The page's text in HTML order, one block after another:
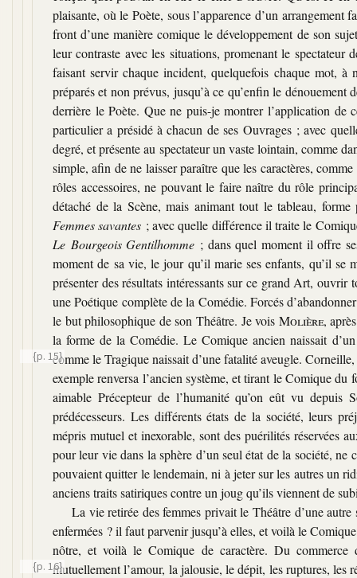
plaisante, où le Poète, sous l’apparence d’un
front d’une manière comique le développement de son
leur contraste avec les situations, promenant le
faisant servir chaque incident, quelquefois chaque mot,
préparés et non prévus, jusqu’à ce qu’enfin le
derrière le Poète. Que ne puis-je montrer l’application de
particulier a présidé à chacun de ses Ouvrages ; avec
degré, et présente au spectateur un vaste lointain, comme
simple, afin de ne laisser paraître que les caractères,
rôles accessoires, ne pouvant le faire naître du rôle
détaché de la Scène, mais animant tout le tableau,
Femmes savantes ; avec quelle différence il traite le
Le Bourgeois Gentilhomme ; dans quel moment il offre
moment de sa vie, le jour qu’il marie ses enfants, qu’il
présenter des résultats intéressants sur ce grand Art, ouvrir
une Poétique complète de la Comédie. Forcés
le but philosophique de son Théâtre. Je vois Molière,
la forme de la Comédie. Le Comique ancien naissait
comme le Tragique naissait d’une fatalité aveugle.
{p. 15}
exemple renversa l’ancien système, et tirant le Comique
aimable Précepteur de l’humanité qu’on eût vu
prédécesseurs. Les différents états de la société, leurs
mépris mutuel et inexorable, sont des puérilités réservées
pour leur vie dans la sphère d’un seul état de la société,
pouvaient quitter le lendemain, ni à jeter sur les autres un
anciens traits satiriques contre un joug qu’ils viennent de
La vie retirée des femmes privait le Théâtre d’une
enfermées ? il faut parvenir jusqu’à elles, et voilà le
nôtre, et voilà le Comique de caractère. Du
mutuellement l’amour, la jalousie, le dépit,
{p. 16}
les ruptures, les